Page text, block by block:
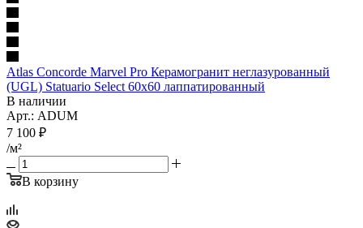
Atlas Concorde Marvel Pro Керамогранит неглазурованный
(UGL) Statuario Select 60x60 лаппатированный
В наличии
Арт.: ADUM
7 100 ₽
/м²
В корзину